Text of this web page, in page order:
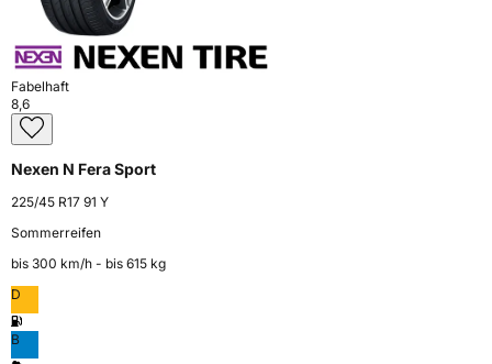
Fabelhaft
8,6
Nexen N Fera Sport
225/45 R17 91 Y
Sommerreifen
bis 300 km⁠/⁠h - bis 615 kg
D
B